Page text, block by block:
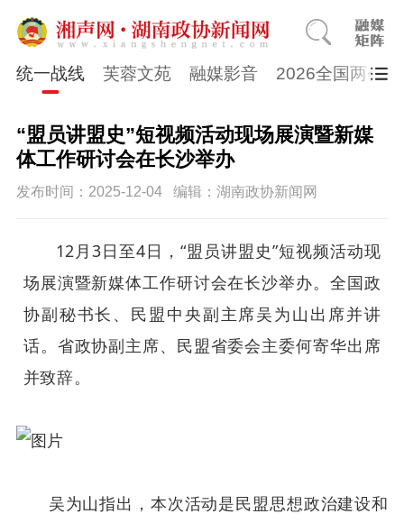
统一战线 芙蓉文苑 融媒影音 2026全国两会
“盟员讲盟史”短视频活动现场展演暨新媒
体工作研讨会在长沙举办
发布时间：2025-12-04 编辑：湖南政协新闻网
12月3日至4日，“盟员讲盟史”短视频活动现
场展演暨新媒体工作研讨会在长沙举办。全国政
协副秘书长、民盟中央副主席吴为山出席并讲
话。省政协副主席、民盟省委会主委何寄华出席
并致辞。
吴为山指出，本次活动是民盟思想政治建设和